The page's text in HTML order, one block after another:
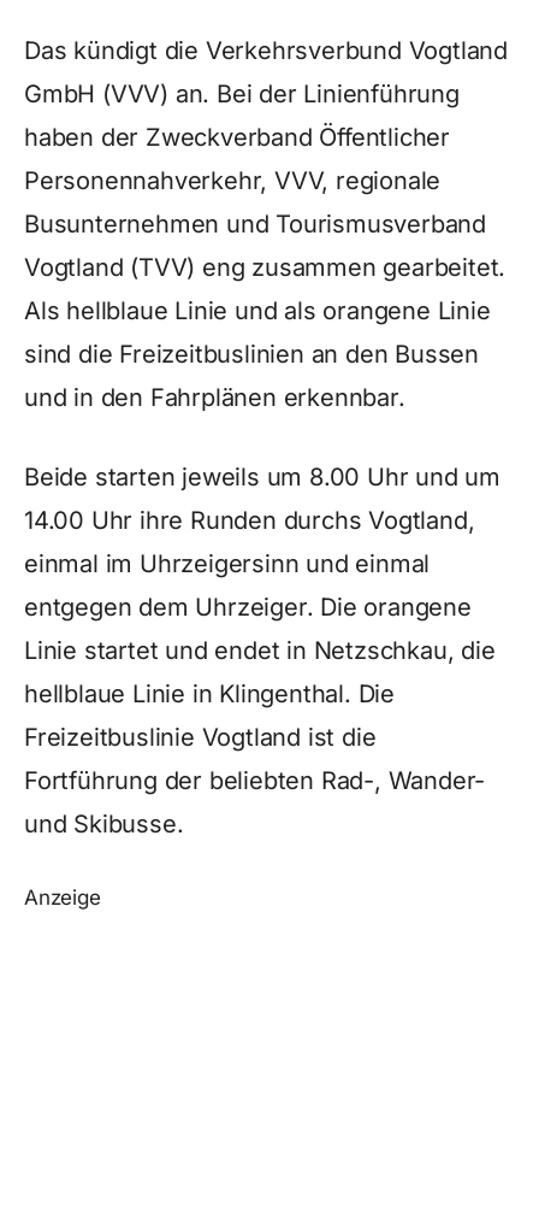
Das kündigt die Verkehrsverbund Vogtland
GmbH (VVV) an. Bei der Linienführung
haben der Zweckverband Öffentlicher
Personennahverkehr, VVV, regionale
Busunternehmen und Tourismusverband
Vogtland (TVV) eng zusammen gearbeitet.
Als hellblaue Linie und als orangene Linie
sind die Freizeitbuslinien an den Bussen
und in den Fahrplänen erkennbar.
Beide starten jeweils um 8.00 Uhr und um
14.00 Uhr ihre Runden durchs Vogtland,
einmal im Uhrzeigersinn und einmal
entgegen dem Uhrzeiger. Die orangene
Linie startet und endet in Netzschkau, die
hellblaue Linie in Klingenthal. Die
Freizeitbuslinie Vogtland ist die
Fortführung der beliebten Rad-, Wander-
und Skibusse.
Anzeige